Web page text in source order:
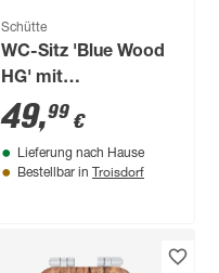
Schütte
WC-Sitz 'Blue Wood
HG' mit
Absenkautomatik
Holzkern
49,99 €
Lieferung nach Hause
Bestellbar in Troisdorf